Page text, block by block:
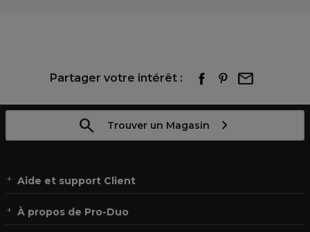
Partager votre intérêt :
Trouver un Magasin
Aide et support Client
À propos de Pro-Duo